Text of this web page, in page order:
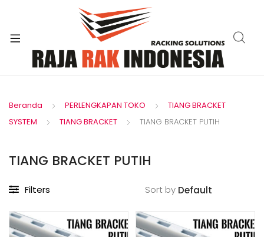
Beranda PERLENGKAPAN TOKO
TIANG BRACKET
SYSTEM
TIANG BRACKET TIANG BRACKET PUTIH
TIANG BRACKET PUTIH
Filters Sort by